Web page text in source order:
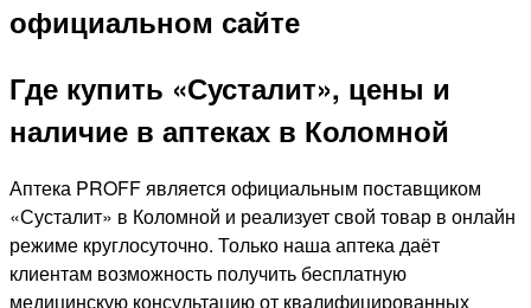
Где купить «Сусталит», цены и
наличие в аптеках в Коломной
Аптека PROFF является официальным поставщиком
«Сусталит» в Коломной и реализует свой товар в онлайн
режиме круглосуточно. Только наша аптека даёт
клиентам возможность получить бесплатную
медицинскую консультацию от квалифицированных